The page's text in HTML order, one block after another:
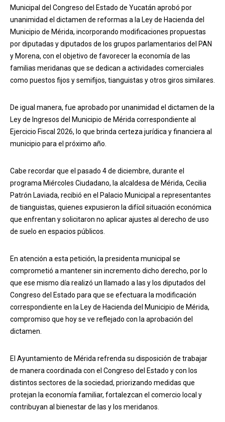
Municipal del Congreso del Estado de Yucatán aprobó por
unanimidad el dictamen de reformas a la Ley de Hacienda del
Municipio de Mérida, incorporando modificaciones propuestas
por diputadas y diputados de los grupos parlamentarios del PAN
y Morena, con el objetivo de favorecer la economía de las
familias meridanas que se dedican a actividades comerciales
como puestos fijos y semifijos, tianguistas y otros giros similares.
De igual manera, fue aprobado por unanimidad el dictamen de la
Ley de Ingresos del Municipio de Mérida correspondiente al
Ejercicio Fiscal 2026, lo que brinda certeza jurídica y financiera al
municipio para el próximo año.
Cabe recordar que el pasado 4 de diciembre, durante el
programa Miércoles Ciudadano, la alcaldesa de Mérida, Cecilia
Patrón Laviada, recibió en el Palacio Municipal a representantes
de tianguistas, quienes expusieron la difícil situación económica
que enfrentan y solicitaron no aplicar ajustes al derecho de uso
de suelo en espacios públicos.
En atención a esta petición, la presidenta municipal se
comprometió a mantener sin incremento dicho derecho, por lo
que ese mismo día realizó un llamado a las y los diputados del
Congreso del Estado para que se efectuara la modificación
correspondiente en la Ley de Hacienda del Municipio de Mérida,
compromiso que hoy se ve reflejado con la aprobación del
dictamen.
El Ayuntamiento de Mérida refrenda su disposición de trabajar
de manera coordinada con el Congreso del Estado y con los
distintos sectores de la sociedad, priorizando medidas que
protejan la economía familiar, fortalezcan el comercio local y
contribuyan al bienestar de las y los meridanos.